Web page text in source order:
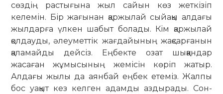
сөздің растығына жыл сайын көз жеткізіп
келемін. Бір жағынан қаржылай сыйақы алдағы
жылдарға үлкен шабыт болады. Кім қаржылай
қолдауды, әлеуметтік жағдайының жақ­сарғанын
қаламайды дейсіз. Еңбекте озат шыққандар
жасаған жұмысының жемісін көріп жатыр.
Алдағы жылы да аянбай еңбек етеміз. Жалпы
бос уақыт кез келген адамды аздырады. Сон­